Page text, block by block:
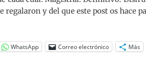
regalaron y del que este post os hace
WhatsApp Correo electrónico Más